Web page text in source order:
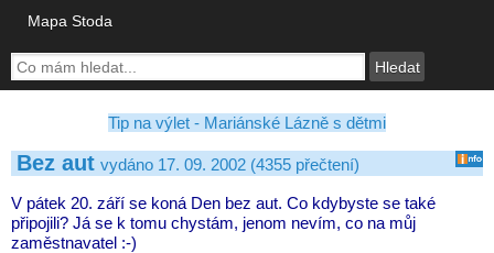
Mapa Stoda
Tip na výlet - Mariánské Lázně s dětmi
Bez aut vydáno 17. 09. 2002 (4355 přečtení)
V pátek 20. září se koná Den bez aut. Co kdybyste se také
připojili? Já se k tomu chystám, jenom nevím, co na můj
zaměstnavatel :-)